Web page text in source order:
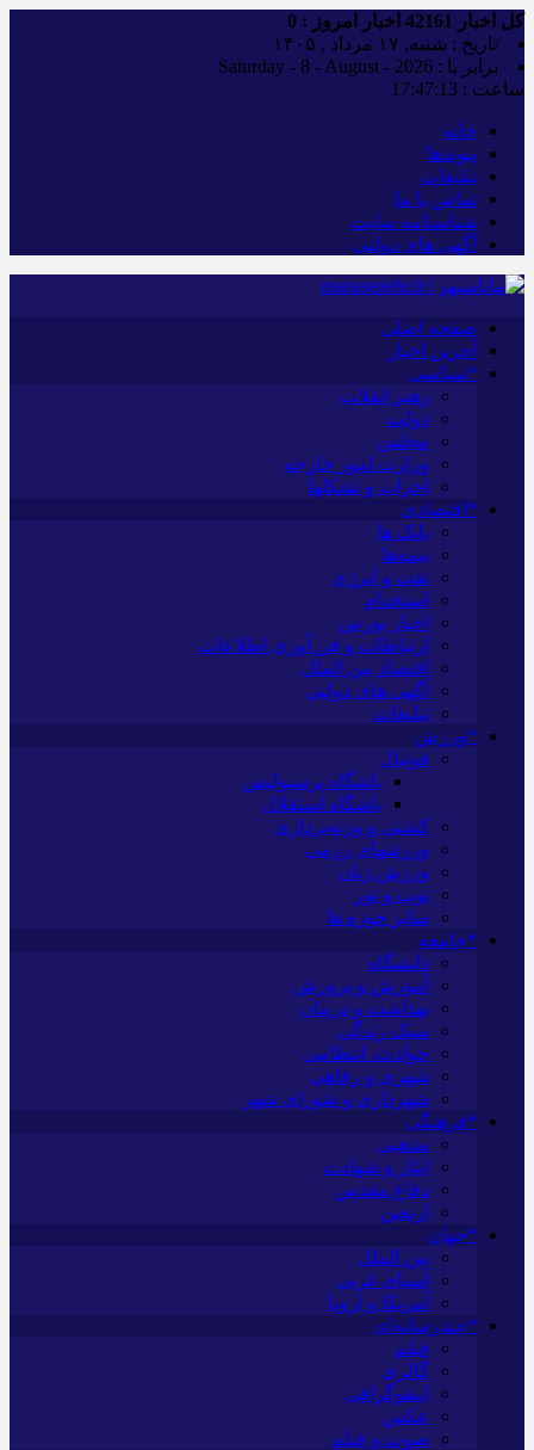
کل اخبار اخبار امروز : 0
تاریخ : شنبه, ۱۷ مرداد , ۱۴۰۵
برابر با : Saturday - 8 - August - 2026
ساعت : 17:47:14
خانه
پیوندها
تبلیغات
تماس با ما
شناسنامه سایت
آگهی های دولتی
صفحه اصلی
آخرین اخبار
*سیاسی
رهبر انقلاب
دولت
مجلس
وزارت امور خارجه
احزاب و تشکلها
*اقتصادی
بانک ها
بیمه‌ها
نفت و انرژی
استخدام
اخبار بورس
ارتباطات و فن آوری اطلاعات
اقتصاد بین الملل
آگهی های دولتی
تبلیغات
*ورزش
فوتبال
باشگاه پرسپولیس
باشگاه استقلال
کشتی و وزنه‌برداری
ورزشهای رزمی
ورزش زنان
توپ و تور
سایر حوزه ها
*جامعه
دانشگاه
آموزش و پرورش
بهداشت و درمان
سبک زندگی
حوادث، انتظامی
شهری و رفاهی
شهرداری و شورای شهر
*فرهنگی
مذهبی
ایثار و شهادت
دفاع مقدس
اربعین
*جهان
بین الملل
آسیای غربی
آمریکا و اروپا
*چندرسانه‌ای
فیلم
گالری
اینفوگرافی
عکس
صوت و فیلم